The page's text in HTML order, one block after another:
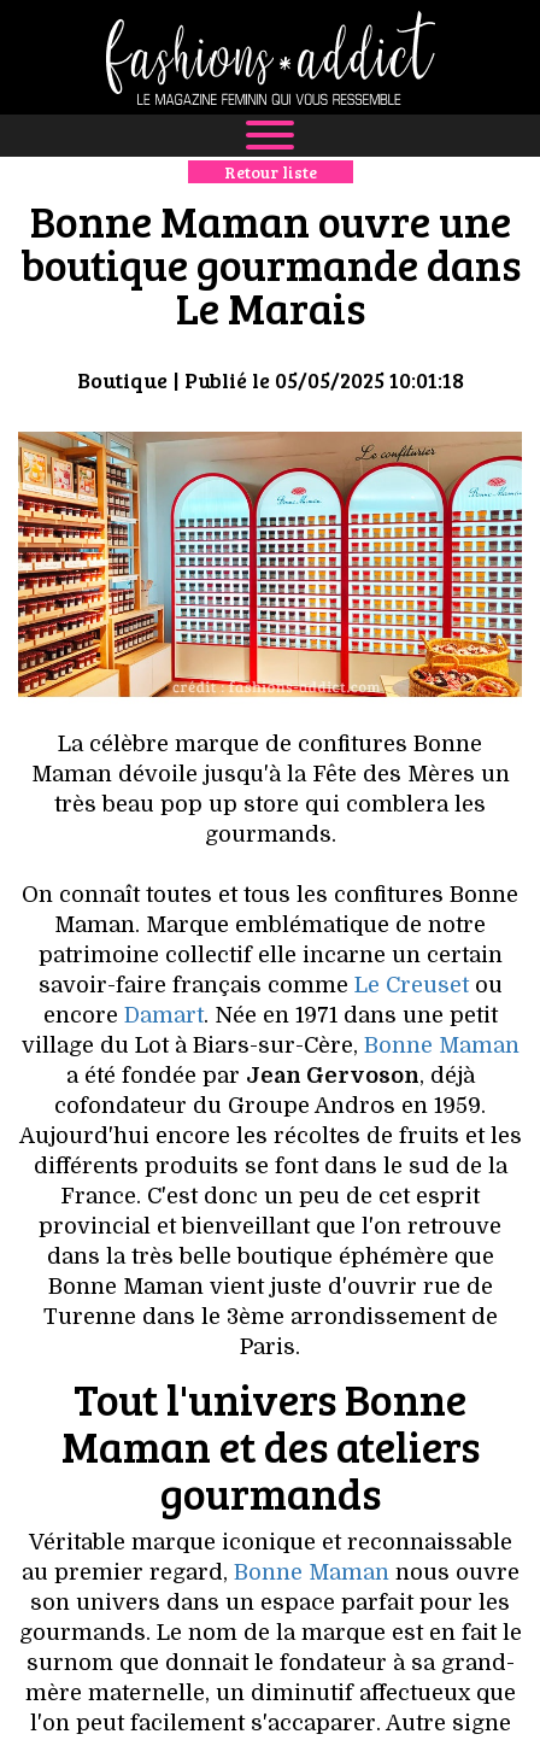
NEWS
MODE
LUXE
DÉFILÉS
BOUTIQUE
CULTURE
HIGH TECH
MAISON
AUTO
LIEUX TENDANCES
BEAUTÉ
MODE DE RUE
JEUNES CRÉATEURS
HISTOIRE DES MARQUES
DÉCO
VOYAGES & LOISIRS
Retour liste
Bonne Maman ouvre une
boutique gourmande dans
Le Marais
Boutique| Publié le 05/05/2025 10:01:18
La célèbre marque de confitures Bonne
Maman dévoile jusqu'à la Fête des Mères un
très beau pop up store qui comblera les
gourmands.
On connaît toutes et tous les confitures Bonne
Maman. Marque emblématique de notre
patrimoine collectif elle incarne un certain
savoir-faire français comme Le Creusetou
encore Damart. Née en 1971 dans une petit
village du Lot à Biars-sur-Cère, Bonne Maman
a été fondée par Jean Gervoson, déjà
cofondateur du Groupe Andros en 1959.
Aujourd'hui encore les récoltes de fruits et les
différents produits se font dans le sud de la
France. C'est donc un peu de cet esprit
provincial et bienveillant que l'on retrouve
dans la très belle boutique éphémère que
Bonne Maman vient juste d'ouvrir rue de
Turenne dans le 3ème arrondissement de
Paris.
Tout l'univers Bonne
Maman et des ateliers
gourmands
Véritable marque iconique et reconnaissable
au premier regard, Bonne Mamannous ouvre
son univers dans un espace parfait pour les
gourmands. Le nom de la marque est en fait le
surnom que donnait le fondateur à sa grand-
mère maternelle, un diminutif affectueux que
l'on peut facilement s'accaparer. Autre signe